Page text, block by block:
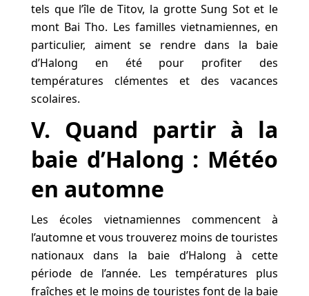
tels que l’île de Titov, la grotte Sung Sot et le
mont Bai Tho. Les familles vietnamiennes, en
particulier, aiment se rendre dans la baie
d’Halong en été pour profiter des
températures clémentes et des vacances
scolaires.
V. Quand partir à la
baie d’Halong : Météo
en automne
Les écoles vietnamiennes commencent à
l’automne et vous trouverez moins de touristes
nationaux dans la baie d’Halong à cette
période de l’année. Les températures plus
fraîches et le moins de touristes font de la baie